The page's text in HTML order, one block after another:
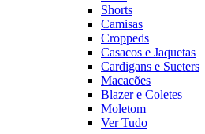
Shorts
Camisas
Croppeds
Casacos e Jaquetas
Cardigans e Sueters
Macacões
Blazer e Coletes
Moletom
Ver Tudo